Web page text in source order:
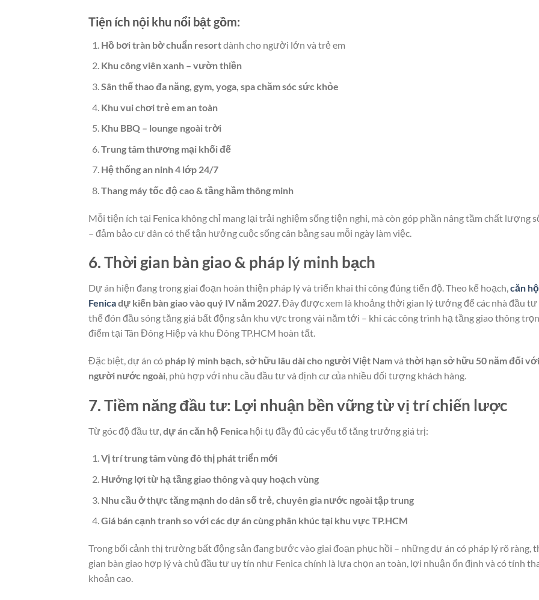
Tiện ích nội khu nổi bật gồm:
Hồ bơi tràn bờ chuẩn resortdành cho người lớn và trẻ em
Khu công viên xanh – vườn thiền
Sân thể thao đa năng, gym, yoga, spa chăm sóc sức khỏe
Khu vui chơi trẻ em an toàn
Khu BBQ – lounge ngoài trời
Trung tâm thương mại khối đế
Hệ thống an ninh 4 lớp 24/7
Thang máy tốc độ cao & tầng hầm thông minh
Mỗi tiện ích tại Fenica không chỉ mang lại trải nghiệm sống tiện nghi, mà còn góp phần nâng tầm chất lượng
– đảm bảo cư dân có thể tận hưởng cuộc sống cân bằng sau mỗi ngày làm việc.
6. Thời gian bàn giao & pháp lý minh bạch
Dự án hiện đang trong giai đoạn hoàn thiện pháp lý và triển khai thi công đúng tiến độ. Theo kế hoạch,căn hộ
Fenicadự kiến bàn giao vào quý IV năm 2027. Đây được xem là khoảng thời gian lý tưởng để các nhà đầu tư
thể đón đầu sóng tăng giá bất động sản khu vực trong vài năm tới – khi các công trình hạ tầng giao thông
điểm tại Tân Đông Hiệp và khu Đông TP.HCM hoàn tất.
Đặc biệt, dự án có pháp lý minh bạch, sở hữu lâu dài cho người Việt Namvà thời hạn sở hữu 50 năm đối với
người nước ngoài, phù hợp với nhu cầu đầu tư và định cư của nhiều đối tượng khách hàng.
7. Tiềm năng đầu tư: Lợi nhuận bền vững từ vị trí chiến lược
Từ góc độ đầu tư, dự án căn hộ Fenica hội tụ đầy đủ các yếu tố tăng trưởng giá trị:
Vị trí trung tâm vùng đô thị phát triển mới
Hưởng lợi từ hạ tầng giao thông và quy hoạch vùng
Nhu cầu ở thực tăng mạnh do dân số trẻ, chuyên gia nước ngoài tập trung
Giá bán cạnh tranh so với các dự án cùng phân khúc tại khu vực TP.HCM
Trong bối cảnh thị trường bất động sản đang bước vào giai đoạn phục hồi – những dự án có pháp lý rõ ràng,
gian bàn giao hợp lý và chủ đầu tư uy tín như Fenica chính là lựa chọn an toàn, lợi nhuận ổn định và có tính
khoản cao.